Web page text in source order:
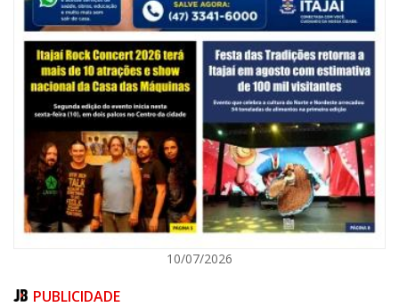
06/08/2026 | 10:14
Defesa Civil de SC monitora formação de ciclone-bomba no Sul do Brasil;
entenda como o fenômeno se forma e quais os impactos no estado
ITAJAÍ
10/07/2026
PUBLICIDADE